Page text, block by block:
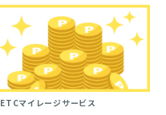
ETCマイレージサービス